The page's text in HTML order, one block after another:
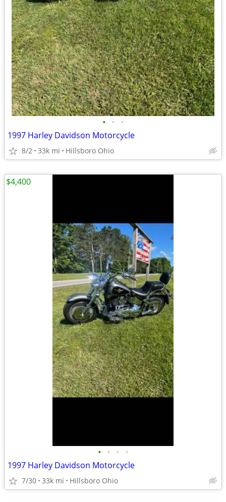
• • •
1997 Harley Davidson Motorcycle
8/2 33k mi Hillsboro Ohio
• • • •
1997 Harley Davidson Motorcycle
7/30 33k mi Hillsboro Ohio
$4,400